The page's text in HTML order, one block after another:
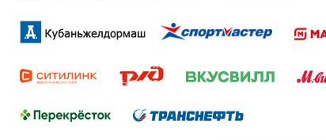
16 лет создаём то, что замечают: рекламно-
производственная компания «БрендПринт»
отмечает день рождения.